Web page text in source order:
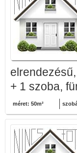
+ 1 szoba,
méret: 50m²